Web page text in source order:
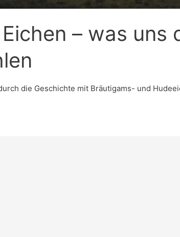
– was uns
die Geschichte mit Bräutigams- und